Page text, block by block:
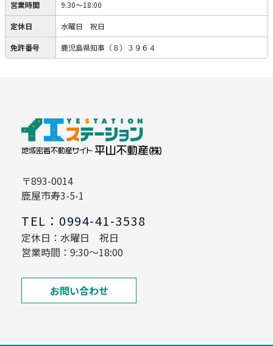
営業時間 9:30～18:00
定休日 水曜日 祝日
免許番号 鹿児島県知事（８）３９６４
〒893-0014
鹿屋市寿3-5-1
TEL：0994-41-3538
定休日：水曜日 祝日
営業時間：9:30～18:00
お問い合わせ